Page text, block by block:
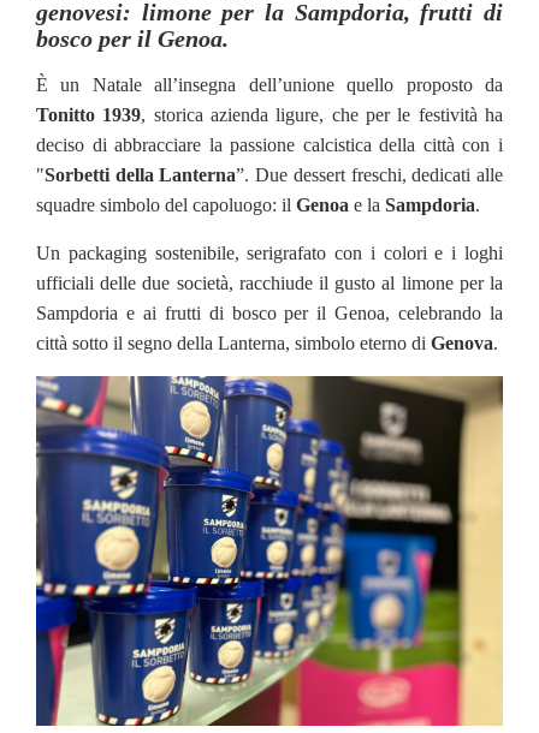
genovesi: limone per la Sampdoria, frutti di
bosco per il Genoa.
È un Natale all’insegna dell’unione quello proposto da
Tonitto 1939, storica azienda ligure, che per le festività ha
deciso di abbracciare la passione calcistica della città con i
"Sorbetti della Lanterna”. Due dessert freschi, dedicati alle
squadre simbolo del capoluogo: il Genoa e la Sampdoria.
Un packaging sostenibile, serigrafato con i colori e i loghi
ufficiali delle due società, racchiude il gusto al limone per la
Sampdoria e ai frutti di bosco per il Genoa, celebrando la
città sotto il segno della Lanterna, simbolo eterno di Genova.